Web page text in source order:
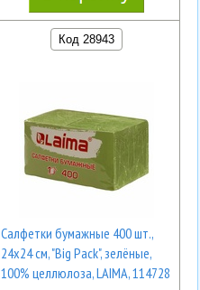
Код 28943
Салфетки бумажные 400 шт.,
24х24 см, "Big Pack", зелёные,
100% целлюлоза, LAIMA, 114728